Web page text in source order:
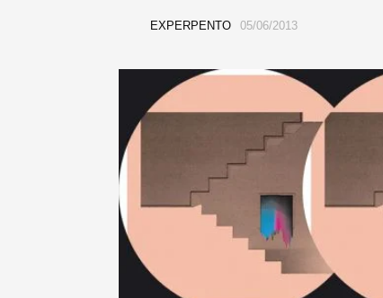
EXPERPENTO 05/06/2013